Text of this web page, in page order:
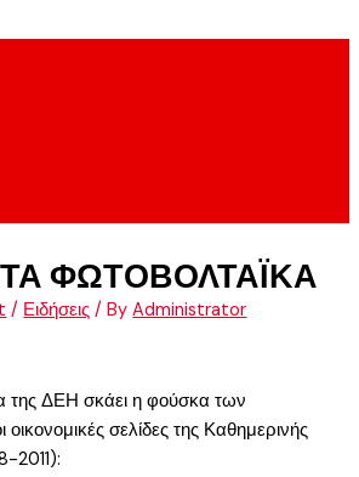
ΦΩΤΟΒΟΛΤΑΪΚΑ
/ Ειδήσεις / ByAdministrator
της ΔΕΗ σκάει η φούσκα των
σελίδες της Καθημερινής
2011):